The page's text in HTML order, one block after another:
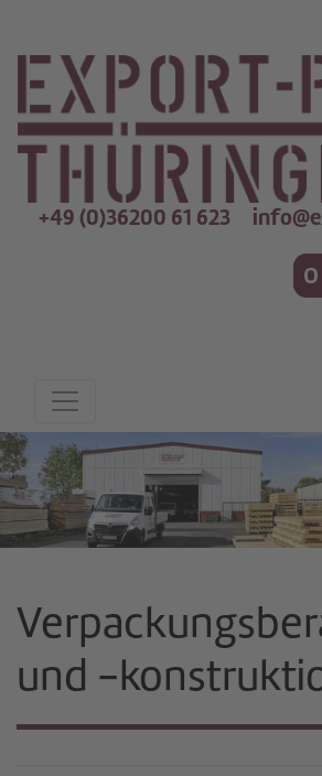
+49 (0)36200 61 623
Previous
und -